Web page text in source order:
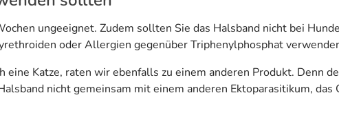
ungeeignet. Zudem sollten Sie das Halsband nicht bei
oder Allergien gegenüber Triphenylphosphat
eine Katze, raten wir ebenfalls zu einem anderen Produkt. Denn
nicht gemeinsam mit einem anderen Ektoparasitikum,